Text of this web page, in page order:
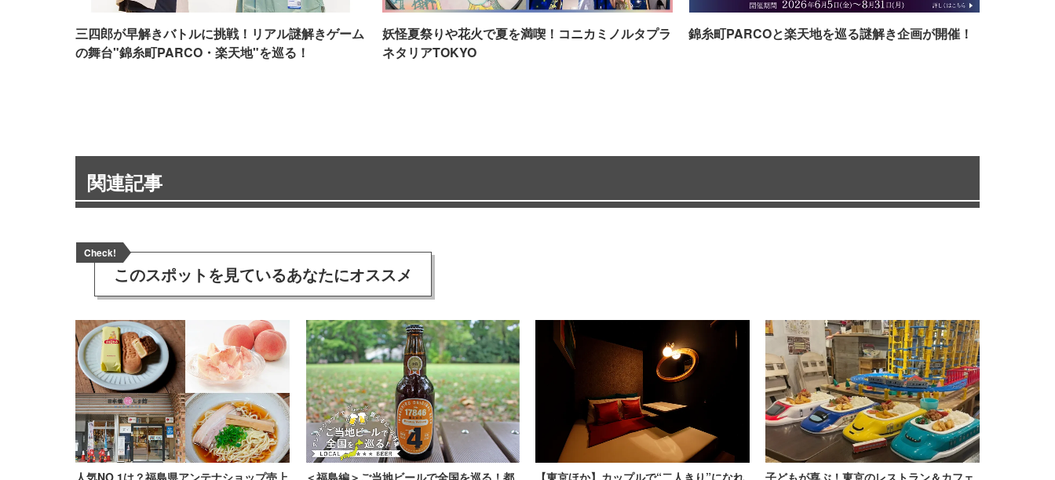
三四郎が早解きバトルに挑戦！リアル謎解きゲーム
の舞台"錦糸町PARCO・楽天地"を巡る！
妖怪夏祭りや花火で夏を満喫！コニカミノルタプラ
ネタリアTOKYO
錦糸町PARCOと楽天地を巡る謎解き企画が開催！
関連記事
Check!
このスポットを見ているあなたにオススメ